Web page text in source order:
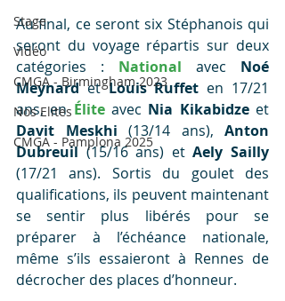
Stage
Vidéo
CMGA - Birmingham 2023
Nos Elites
CMGA - Pamplona 2025
Au final, ce seront six Stéphanois qui
seront du voyage répartis sur deux
catégories : National avec Noé
Meynard et Louis Ruffet en 17/21
ans, en Élite avec Nia Kikabidze
Davit Meskhi (13/14 ans), Anton
Dubreuil (15/16 ans) et Aely Sailly
(17/21 ans). Sortis du goulet des
qualifications, ils peuvent maintenant
se sentir plus libérés pour se
préparer à l’échéance nationale,
même s’ils essaieront à Rennes de
décrocher des places d’honneur.